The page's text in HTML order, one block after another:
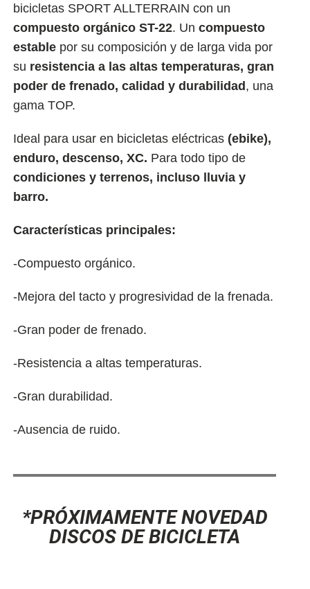
bicicletas SPORT ALLTERRAIN con un
compuesto orgánico ST-22. Un compuesto
estable por su composición y de larga vida por
su resistencia a las altas temperaturas, gran
poder de frenado, calidad y durabilidad, una
gama TOP.
Ideal para usar en bicicletas eléctricas (ebike),
enduro, descenso, XC. Para todo tipo de
condiciones y terrenos, incluso lluvia y
barro.
Características principales:
-Compuesto orgánico.
-Mejora del tacto y progresividad de la frenada.
-Gran poder de frenado.
-Resistencia a altas temperaturas.
-Gran durabilidad.
-Ausencia de ruido.
*PRÓXIMAMENTE NOVEDAD
DISCOS DE BICICLETA